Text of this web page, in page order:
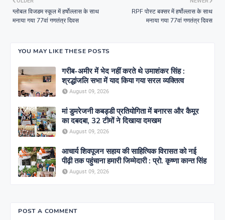
RPF पोस्ट बक्सर में हर्षोल्लास के साथ
मनाया गया 77वां गणतंत्र दिवस
ग्लोबल विजडम स्कूल में हर्षोल्लास के साथ
मनाया गया 77वां गणतंत्र दिवस
YOU MAY LIKE THESE POSTS
गरीब-अमीर में भेद नहीं करते थे उमाशंकर सिंह :
श्रद्धांजलि सभा में याद किया गया सरल व्यक्तित्व
August 09, 2026
मां डुमरेजनी कबड्डी प्रतियोगिता में बनारस और कैमूर
का दबदबा, 32 टीमों ने दिखाया दमखम
August 09, 2026
आचार्य शिवपूजन सहाय की साहित्यिक विरासत को नई
पीढ़ी तक पहुंचाना हमारी जिम्मेदारी : प्रो. कृष्णा कान्त सिंह
August 09, 2026
POST A COMMENT